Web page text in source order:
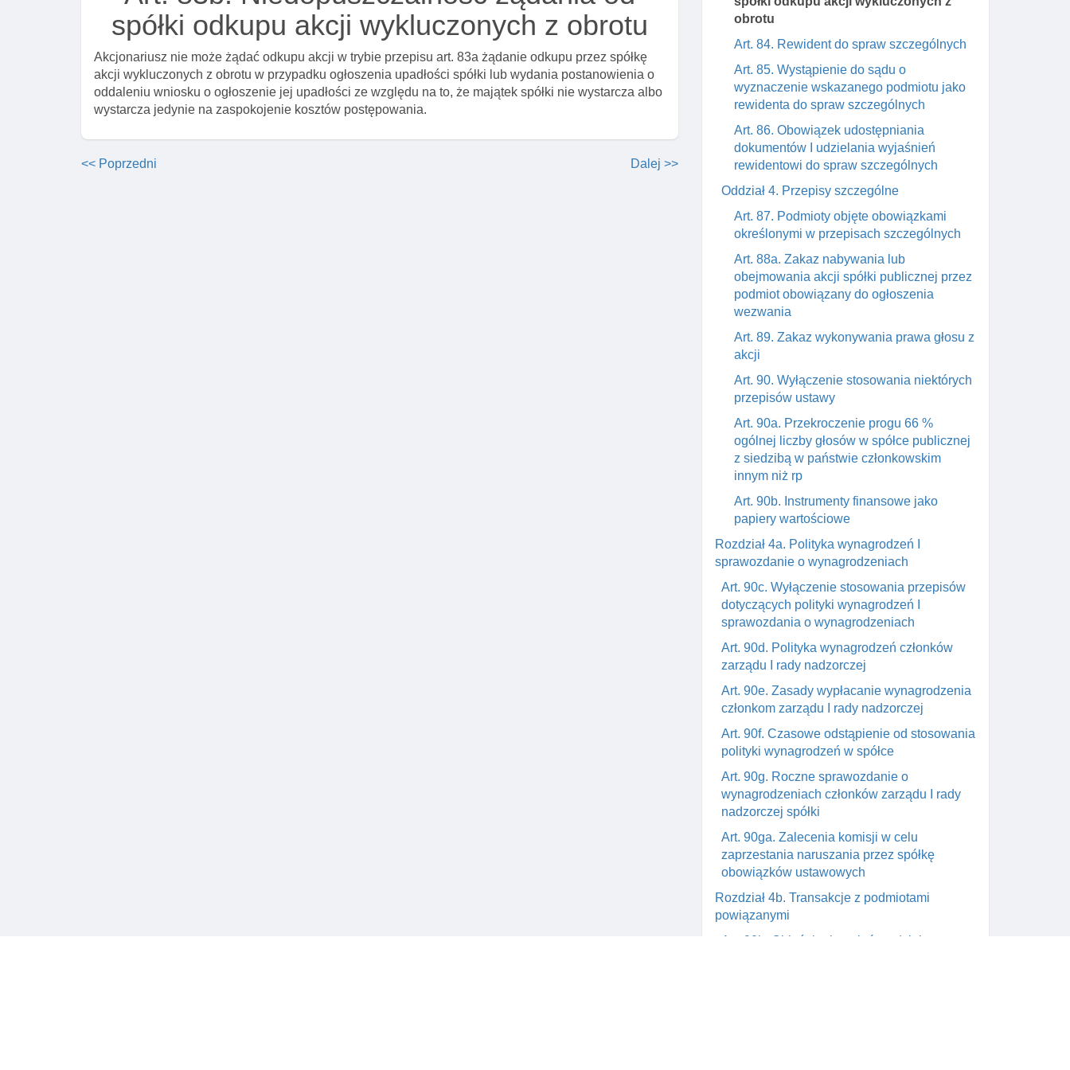
spółki odkupu akcji wykluczonych z obrotu
Akcjonariusz nie może żądać odkupu akcji w trybie przepisu art. 83a żądanie odkupu przez spółkę
akcji wykluczonych z obrotu w przypadku ogłoszenia upadłości spółki lub wydania postanowienia o
oddaleniu wniosku o ogłoszenie jej upadłości ze względu na to, że majątek spółki nie wystarcza albo
wystarcza jedynie na zaspokojenie kosztów postępowania.
<< Poprzedni Dalej >>
obrotu
Art. 84. Rewident do spraw szczególnych
Art. 85. Wystąpienie do sądu o
wyznaczenie wskazanego podmiotu jako
rewidenta do spraw szczególnych
Art. 86. Obowiązek udostępniania
dokumentów I udzielania wyjaśnień
rewidentowi do spraw szczególnych
Oddział 4. Przepisy szczególne
Art. 87. Podmioty objęte obowiązkami
określonymi w przepisach szczególnych
Art. 88a. Zakaz nabywania lub
obejmowania akcji spółki publicznej przez
podmiot obowiązany do ogłoszenia
wezwania
Art. 89. Zakaz wykonywania prawa głosu z
akcji
Art. 90. Wyłączenie stosowania niektórych
przepisów ustawy
Art. 90a. Przekroczenie progu 66 %
ogólnej liczby głosów w spółce publicznej
z siedzibą w państwie członkowskim
innym niż rp
Art. 90b. Instrumenty finansowe jako
papiery wartościowe
Rozdział 4a. Polityka wynagrodzeń I
sprawozdanie o wynagrodzeniach
Art. 90c. Wyłączenie stosowania przepisów
dotyczących polityki wynagrodzeń I
sprawozdania o wynagrodzeniach
Art. 90d. Polityka wynagrodzeń członków
zarządu I rady nadzorczej
Art. 90e. Zasady wypłacanie wynagrodzenia
członkom zarządu I rady nadzorczej
Art. 90f. Czasowe odstąpienie od stosowania
polityki wynagrodzeń w spółce
Art. 90g. Roczne sprawozdanie o
wynagrodzeniach członków zarządu I rady
nadzorczej spółki
Art. 90ga. Zalecenia komisji w celu
zaprzestania naruszania przez spółkę
obowiązków ustawowych
Rozdział 4b. Transakcje z podmiotami
powiązanymi
Art. 90h. Objaśnienie pojęć rozdziału